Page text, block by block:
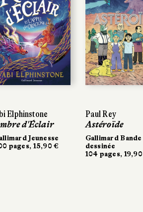
d'Éclair
Jeunesse
15,90 €
Paul Rey
Astéroïde
Gallimard Bande
dessinée
104 pages, 19,90 €
d'Éclair
Jeunesse
15,90 €
Paul Rey
Astéroïde
Gallimard Bande
dessinée
104 pages, 19,90 €